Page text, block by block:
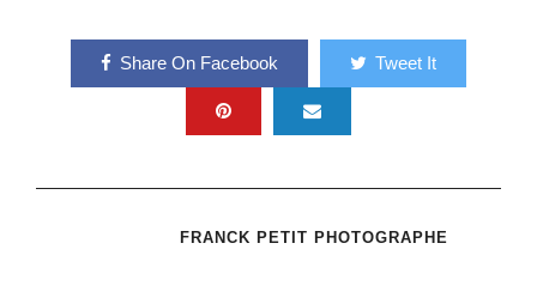
Share On Facebook Tweet It
FRANCK PETIT PHOTOGRAPHE